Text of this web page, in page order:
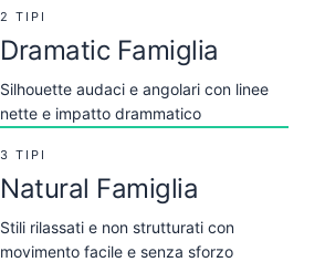
2 TIPI
Dramatic Famiglia
Silhouette audaci e angolari con linee
nette e impatto drammatico
3 TIPI
Natural Famiglia
Stili rilassati e non strutturati con
movimento facile e senza sforzo